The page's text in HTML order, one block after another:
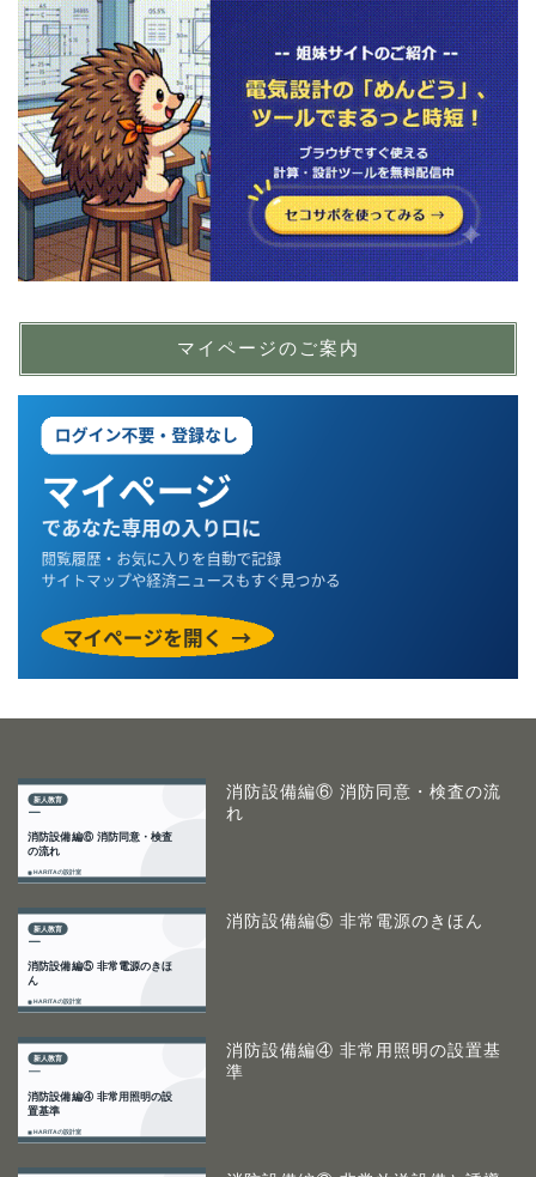
マイページのご案内
消防設備編⑥ 消防同意・検査の流
れ
消防設備編⑤ 非常電源のきほん
消防設備編④ 非常用照明の設置基
準